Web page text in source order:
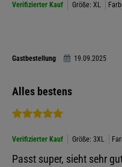
Verifizierter Kauf Größe: XL
Gastbestellung 19.09.2025
Alles bestens
Verifizierter Kauf Größe: 3XL
Passt super, sieht sehr